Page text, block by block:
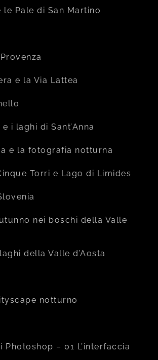
le Pale di San Martino
e la Via Lattea
i laghi di Sant’Anna
e la fotografia notturna
Torri e Lago di Limides
nei boschi della Valle
della Valle d’Aosta
notturno
Photoshop – 01 L’interfaccia